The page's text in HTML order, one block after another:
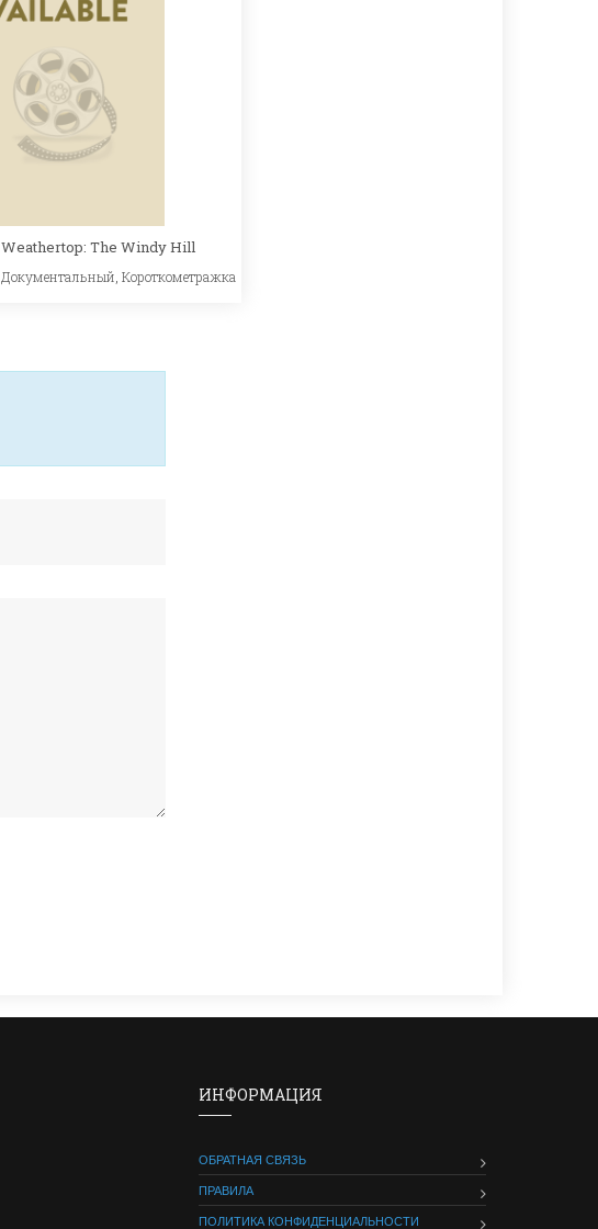
Weathertop: The Windy Hill
Документальный Короткометражка
ИНФОРМАЦИЯ
ОБРАТНАЯ СВЯЗЬ
ПРАВИЛА
ПОЛИТИКА КОНФИДЕНЦИАЛЬНОСТИ